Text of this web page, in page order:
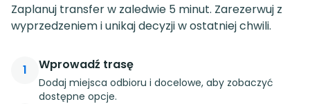
Zaplanuj transfer w zaledwie 5 minut. Zarezerwuj z
wyprzedzeniem i unikaj decyzji w ostatniej chwili.
1 Wprowadź trasę
Dodaj miejsca odbioru i docelowe, aby zobaczyć
dostępne opcje.